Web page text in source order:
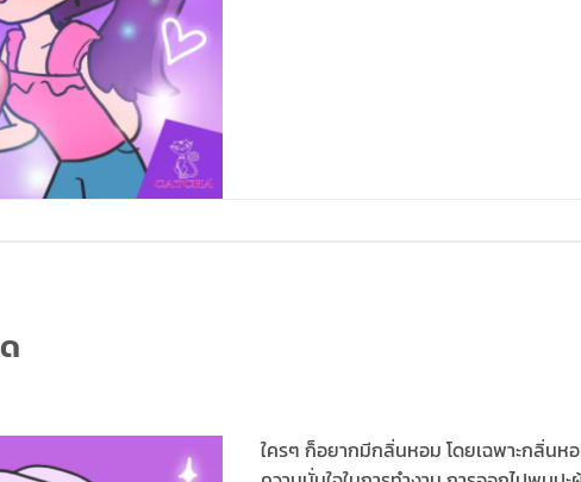
ใครๆ ก็อยากมีกลิ่นหอม โดยเฉพาะกลิ่น